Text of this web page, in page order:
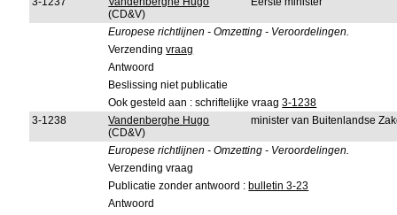
(CD&V)
Europese richtlijnen - Omzetting - Veroordelingen.
Verzendingvraag
Antwoord
Beslissing niet publicatie
Ook gesteld aan : schriftelijke vraag3-1238
3-1238
Vandenberghe Hugo
(CD&V)
minister van Buitenlandse
Europese richtlijnen - Omzetting - Veroordelingen.
Verzending vraag
Publicatie zonder antwoord : bulletin 3-23
Antwoord